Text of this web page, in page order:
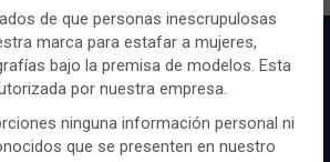
funcionar de manera segura nuestra
su contenido.
cookies para medir y obtener datos de
y para ajustar el contenido a tus
el uso de cookies a tu gusto.
de que personas inescrupulosas
marca para estafar a mujeres,
bajo la premisa de modelos. Esta
por nuestra empresa.
ninguna información personal ni
que se presenten en nuestro